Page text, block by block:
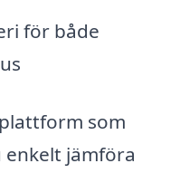
för både
som
enkelt jämföra